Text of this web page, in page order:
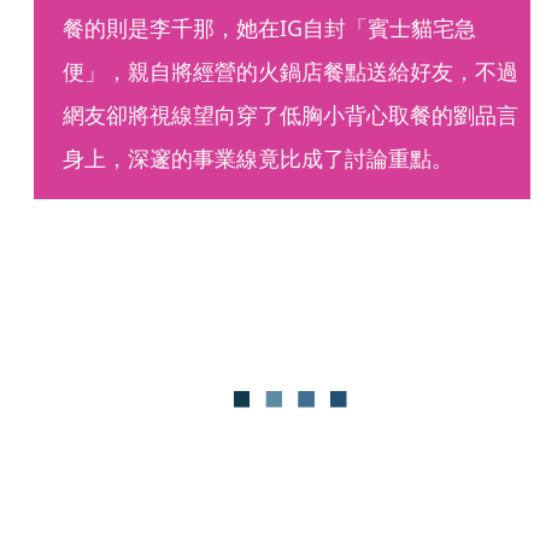
餐的則是李千那，她在IG自封「賓士貓宅急
便」，親自將經營的火鍋店餐點送給好友，不過
網友卻將視線望向穿了低胸小背心取餐的劉品言
身上，深邃的事業線竟比成了討論重點。